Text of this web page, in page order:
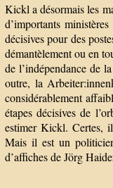
Kickl a désormais les
d’importants
décisives pour des
démantèlement ou en
de l’indépendance de
outre, la
considérablement
étapes décisives de
estimer Kickl. Certes,
Mais il est un
d’affiches de Jörg